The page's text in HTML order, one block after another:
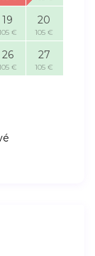
19
€
20
105 €
26
€
27
105 €